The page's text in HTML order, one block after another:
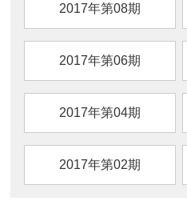
2017年第08期
2017年第06期
2017年第04期
2017年第02期